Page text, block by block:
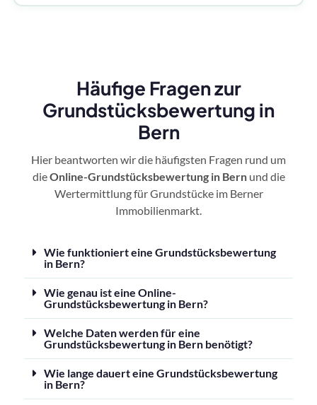
Häufige Fragen zur
Grundstücksbewertung in
Bern
Hier beantworten wir die häufigsten Fragen rund um
dieOnline-Grundstücksbewertung in Bernund die
Wertermittlung für Grundstücke im Berner
Immobilienmarkt.
Wie funktioniert eine Grundstücksbewertung
in Bern?
Wie genau ist eine Online-
Grundstücksbewertung in Bern?
Welche Daten werden für eine
Grundstücksbewertung in Bern benötigt?
Wie lange dauert eine Grundstücksbewertung
in Bern?